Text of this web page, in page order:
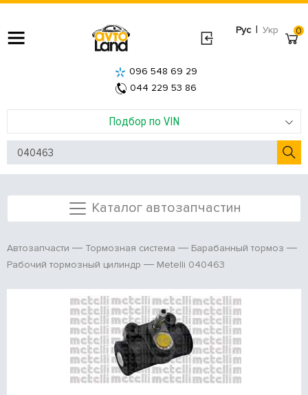
Рус | Укр
Подбор по VIN
096 548 69 29
044 229 53 86
0
Каталог автозапчастин
Автозапчасти Тормозная система
Барабанный тормоз
Рабочий тормозный цилиндр
Metelli 040463